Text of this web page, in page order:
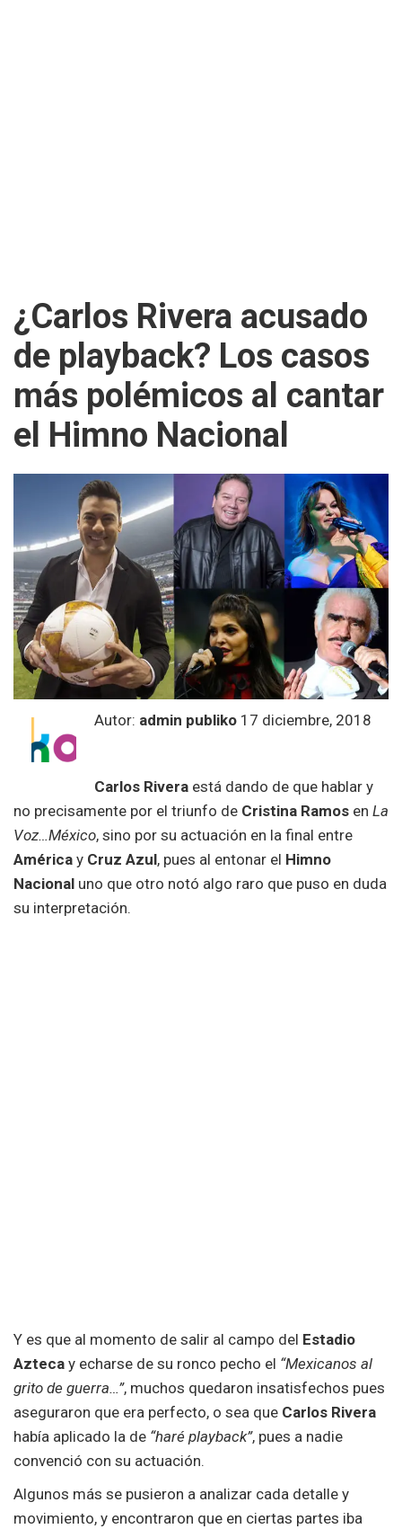
¿Carlos Rivera acusado
de playback? Los casos
más polémicos al cantar
el Himno Nacional
Autor: admin publiko 17 diciembre, 2018
Carlos Rivera está dando de que hablar y
no precisamente por el triunfo de Cristina Ramos en La
Voz…México, sino por su actuación en la final entre
América y Cruz Azul, pues al entonar el Himno
Nacional uno que otro notó algo raro que puso en duda
su interpretación.
Y es que al momento de salir al campo del Estadio
Azteca y echarse de su ronco pecho el “Mexicanos al
grito de guerra…”, muchos quedaron insatisfechos pues
aseguraron que era perfecto, o sea que Carlos Rivera
había aplicado la de “haré playback”, pues a nadie
convenció con su actuación.
Algunos más se pusieron a analizar cada detalle y
movimiento, y encontraron que en ciertas partes iba